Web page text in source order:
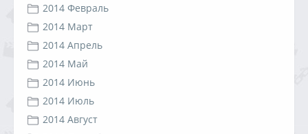
2014 Февраль
2014 Март
2014 Апрель
2014 Май
2014 Июнь
2014 Июль
2014 Август